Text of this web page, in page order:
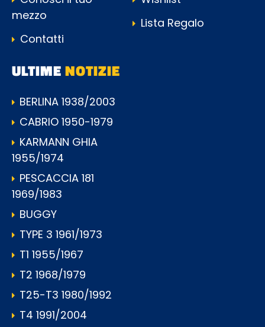
mezzo
Contatti
Lista Regalo
ULTIMENOTIZIE
BERLINA 1938/2003
CABRIO 1950-1979
KARMANN GHIA
1955/1974
PESCACCIA 181
1969/1983
BUGGY
TYPE 3 1961/1973
T1 1955/1967
T2 1968/1979
T25-T3 1980/1992
T4 1991/2004